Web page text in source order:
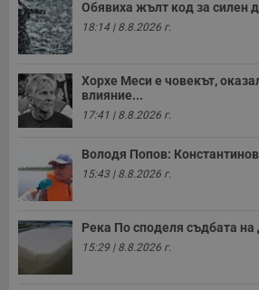
Обявиха жълт код за силен
18:14 | 8.8.2026 г.
Хорхе Меси е човекът,
влияние...
17:41 | 8.8.2026 г.
Володя Попов:
15:43 | 8.8.2026 г.
Река По споделя съдбата на
15:29 | 8.8.2026 г.